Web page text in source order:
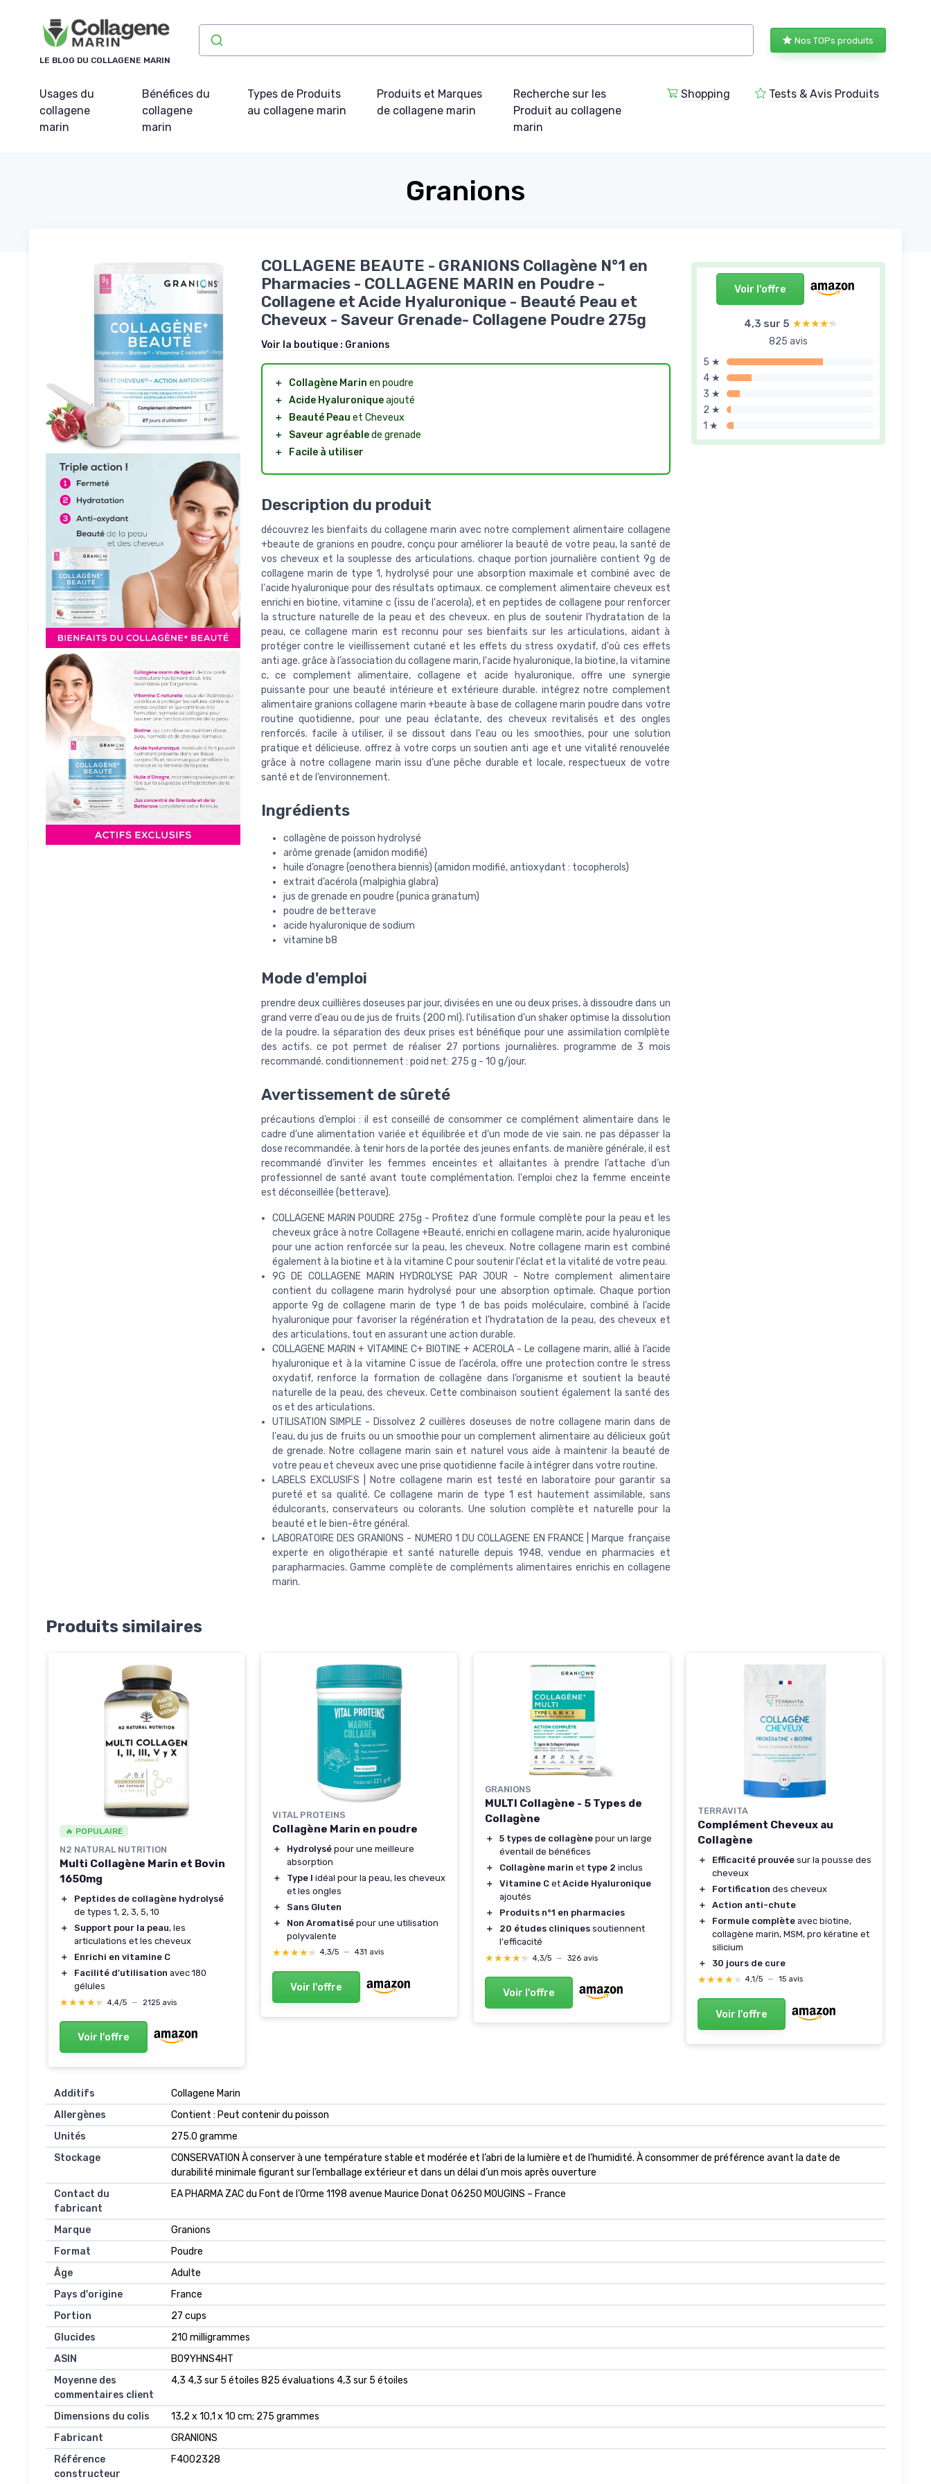
LE BLOG DU COLLAGENE MARIN
Nos TOPs produits
Usages du
collagene
marin
Bénéfices du
collagene
marin
Types de Produits
au collagene marin
Produits et Marques
de collagene marin
Recherche sur les
Produit au collagene
marin
Shopping Tests & Avis Produits
Granions
Voir l'offre
4,3 sur 5 ★★★★★
★★★★★
825 avis
5 ★
4 ★
3 ★
2 ★
1 ★
COLLAGENE BEAUTE - GRANIONS Collagène N°1 en
Pharmacies - COLLAGENE MARIN en Poudre -
Collagene et Acide Hyaluronique - Beauté Peau et
Cheveux - Saveur Grenade- Collagene Poudre 275g
Voir la boutique : Granions
＋ Collagène Marin en poudre
＋ Acide Hyaluroniqueajouté
＋
Beauté Peau et Cheveux
＋
Saveur agréablede grenade
＋
Facile à utiliser
Description du produit
découvrez les bienfaits du collagene marin avec notre complement alimentaire collagene
+beaute de granions en poudre, conçu pour améliorer la beauté de votre peau, la santé de
vos cheveux et la souplesse des articulations. chaque portion journalière contient 9g de
collagene marin de type 1, hydrolysé pour une absorption maximale et combiné avec de
l'acide hyaluronique pour des résultats optimaux. ce complement alimentaire cheveux est
enrichi en biotine, vitamine c (issu de l'acerola), et en peptides de collagene pour renforcer
la structure naturelle de la peau et des cheveux. en plus de soutenir l'hydratation de la
peau, ce collagene marin est reconnu pour ses bienfaits sur les articulations, aidant à
protéger contre le vieillissement cutané et les effets du stress oxydatif, d'où ces effets
anti age. grâce à l’association du collagene marin, l'acide hyaluronique, la biotine, la vitamine
c, ce complement alimentaire, collagene et acide hyaluronique, offre une synergie
puissante pour une beauté intérieure et extérieure durable. intégrez notre complement
alimentaire granions collagene marin +beaute à base de collagene marin poudre dans votre
routine quotidienne, pour une peau éclatante, des cheveux revitalisés et des ongles
renforcés. facile à utiliser, il se dissout dans l'eau ou les smoothies, pour une solution
pratique et délicieuse. offrez à votre corps un soutien anti age et une vitalité renouvelée
grâce à notre collagene marin issu d’une pêche durable et locale, respectueux de votre
santé et de l’environnement.
Ingrédients
collagène de poisson hydrolysé
arôme grenade (amidon modifié)
huile d’onagre (oenothera biennis) (amidon modifié, antioxydant : tocopherols)
extrait d’acérola (malpighia glabra)
jus de grenade en poudre (punica granatum)
poudre de betterave
acide hyaluronique de sodium
vitamine b8
Mode d'emploi
prendre deux cuillières doseuses par jour, divisées en une ou deux prises, à dissoudre dans un
grand verre d'eau ou de jus de fruits (200 ml). l'utilisation d'un shaker optimise la dissolution
de la poudre. la séparation des deux prises est bénéfique pour une assimilation comlplète
des actifs. ce pot permet de réaliser 27 portions journalières. programme de 3 mois
recommandé. conditionnement : poid net: 275 g - 10 g/jour.
Avertissement de sûreté
précautions d’emploi : il est conseillé de consommer ce complément alimentaire dans le
cadre d’une alimentation variée et équilibrée et d’un mode de vie sain. ne pas dépasser la
dose recommandée. à tenir hors de la portée des jeunes enfants. de manière générale, il est
recommandé d’inviter les femmes enceintes et allaitantes à prendre l’attache d’un
professionnel de santé avant toute complémentation. l'emploi chez la femme enceinte
est déconseillée (betterave).
COLLAGENE MARIN POUDRE 275g - Profitez d'une formule complète pour la peau et les
cheveux grâce à notre Collagene +Beauté, enrichi en collagene marin, acide hyaluronique
pour une action renforcée sur la peau, les cheveux. Notre collagene marin est combiné
également à la biotine et à la vitamine C pour soutenir l'éclat et la vitalité de votre peau.
9G DE COLLAGENE MARIN HYDROLYSE PAR JOUR - Notre complement alimentaire
contient du collagene marin hydrolysé pour une absorption optimale. Chaque portion
apporte 9g de collagene marin de type 1 de bas poids moléculaire, combiné à l’acide
hyaluronique pour favoriser la régénération et l'hydratation de la peau, des cheveux et
des articulations, tout en assurant une action durable.
COLLAGENE MARIN + VITAMINE C+ BIOTINE + ACEROLA - Le collagene marin, allié à l’acide
hyaluronique et à la vitamine C issue de l’acérola, offre une protection contre le stress
oxydatif, renforce la formation de collagène dans l’organisme et soutient la beauté
naturelle de la peau, des cheveux. Cette combinaison soutient également la santé des
os et des articulations.
UTILISATION SIMPLE - Dissolvez 2 cuillères doseuses de notre collagene marin dans de
l'eau, du jus de fruits ou un smoothie pour un complement alimentaire au délicieux goût
de grenade. Notre collagene marin sain et naturel vous aide à maintenir la beauté de
votre peau et cheveux avec une prise quotidienne facile à intégrer dans votre routine.
LABELS EXCLUSIFS | Notre collagene marin est testé en laboratoire pour garantir sa
pureté et sa qualité. Ce collagene marin de type 1 est hautement assimilable, sans
édulcorants, conservateurs ou colorants. Une solution complète et naturelle pour la
beauté et le bien-être général.
LABORATOIRE DES GRANIONS - NUMERO 1 DU COLLAGENE EN FRANCE | Marque française
experte en oligothérapie et santé naturelle depuis 1948, vendue en pharmacies et
parapharmacies. Gamme complète de compléments alimentaires enrichis en collagene
marin.
Produits similaires
🔥 POPULAIRE
N2 NATURAL NUTRITION
Multi Collagène Marin et Bovin
1650mg
＋
Peptides de collagène hydrolysé
de types 1, 2, 3, 5, 10
＋
Support pour la peau, les
articulations et les cheveux
＋
Enrichi en vitamine C
＋
Facilité d'utilisation avec 180
gélules
★★★★★
★★★★★ 4,4/5 — 2125 avis
Voir l'offre
VITAL PROTEINS
Collagène Marin en poudre
＋ Hydrolysé pour une meilleure
absorption
＋
Type I idéal pour la peau, les cheveux
et les ongles
＋
Sans Gluten
＋
Non Aromatisé pour une utilisation
polyvalente
★★★★★
★★★★★ 4,3/5 — 431 avis
Voir l'offre
GRANIONS
MULTI Collagène - 5 Types de
Collagène
＋ 5 types de collagène pour un large
éventail de bénéfices
＋
Collagène marin et type 2 inclus
＋
Vitamine C et Acide Hyaluronique
ajoutés
＋
Produits n°1 en pharmacies
＋
20 études cliniques soutiennent
l'efficacité
★★★★★
★★★★★ 4,3/5 — 326 avis
Voir l'offre
TERRAVITA
Complément Cheveux au
Collagène
＋ Efficacité prouvée sur la pousse des
cheveux
＋
Fortification des cheveux
＋
Action anti-chute
＋
Formule complète avec biotine,
collagène marin, MSM, pro kératine et
silicium
＋
30 jours de cure
★★★★★
★★★★★ 4,1/5 — 15 avis
Voir l'offre
Additifs
‎Collagene Marin
Allergènes
‎Contient : Peut contenir du poisson
Unités
‎275.0 gramme
Stockage
‎CONSERVATION À conserver à une température stable et modérée et l’abri de la lumière et de l’humidité. À consommer de préférence avant la date de
durabilité minimale figurant sur l’emballage extérieur et dans un délai d’un mois après ouverture
Contact du
fabricant
‎EA PHARMA ZAC du Font de l’Orme 1198 avenue Maurice Donat 06250 MOUGINS – France
Marque
‎Granions
Format
‎Poudre
Âge
‎Adulte
Pays d'origine
‎France
Portion
‎27 cups
Glucides
‎210 milligrammes
ASIN
B09YHNS4HT
Moyenne des
commentaires client
4,3 4,3 sur 5 étoiles 825 évaluations 4,3 sur 5 étoiles
Dimensions du colis
13,2 x 10,1 x 10 cm; 275 grammes
Fabricant
GRANIONS
Référence
constructeur
F4002328